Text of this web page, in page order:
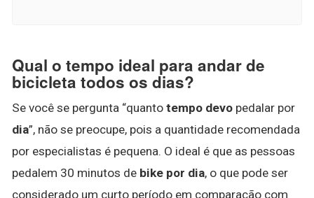
Qual o tempo ideal para andar de
bicicleta todos os dias?
Se você se pergunta “quanto tempo devo pedalar por
dia”, não se preocupe, pois a quantidade recomendada
por especialistas é pequena. O ideal é que as pessoas
pedalem 30 minutos de bike por dia, o que pode ser
considerado um curto período em comparação com